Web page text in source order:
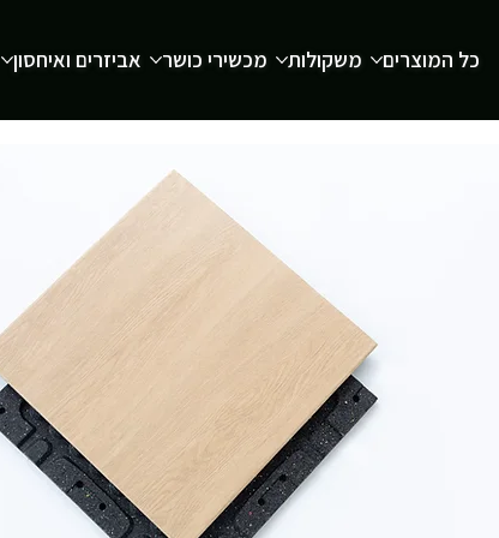
כל המוצרים משקולות מכשירי כושר אביזרים ואיחסון